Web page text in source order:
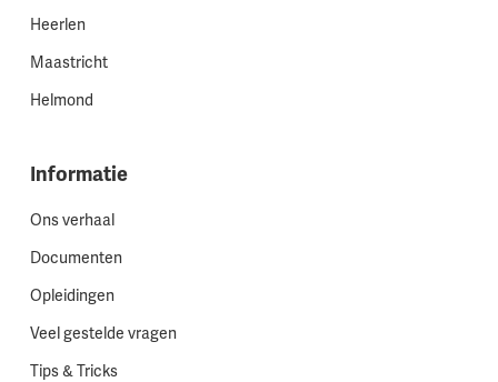
Heerlen
Maastricht
Helmond
Informatie
Ons verhaal
Documenten
Opleidingen
Veel gestelde vragen
Tips & Tricks